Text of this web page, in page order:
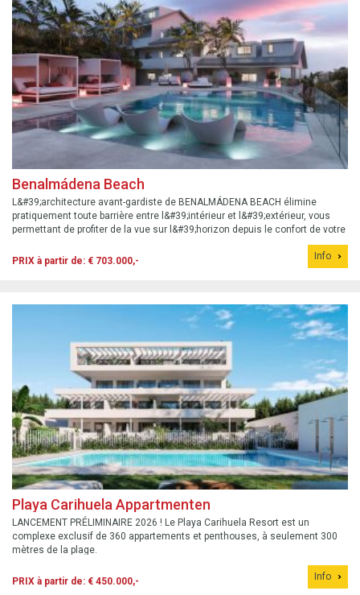
Benalmádena Beach
L&#39;architecture avant-gardiste de BENALMÁDENA BEACH élimine
pratiquement toute barrière entre l&#39;intérieur et l&#39;extérieur, vous
permettant de profiter de la vue sur l&#39;horizon depuis le confort de votre
PRIX à partir de: € 703.000,-
Info
Playa Carihuela Appartmenten
LANCEMENT PRÉLIMINAIRE 2026 ! Le Playa Carihuela Resort est un
complexe exclusif de 360 appartements et penthouses, à seulement 300
mètres de la plage.
PRIX à partir de: € 450.000,- Info